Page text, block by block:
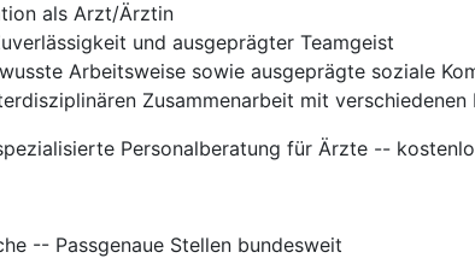
als Arzt/Ärztin
und ausgeprägter Teamgeist
Arbeitsweise sowie ausgeprägte soziale
Zusammenarbeit mit
Personalberatung für Ärzte --
-- Passgenaue Stellen bundesweit